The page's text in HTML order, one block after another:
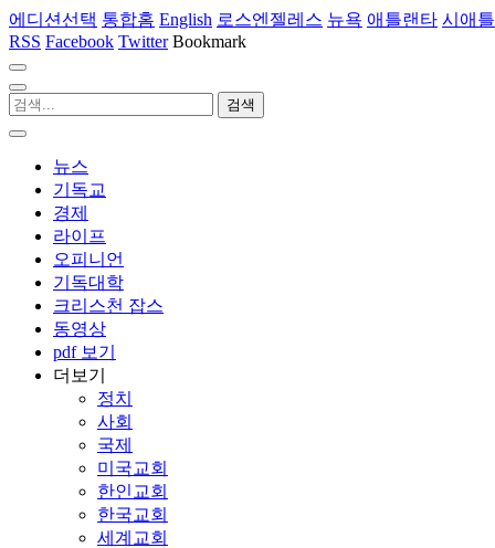
에디션선택 통합홈 English 로스엔젤레스 뉴욕 애틀랜타 시애틀
RSS Facebook Twitter Bookmark
뉴스
기독교
경제
라이프
오피니언
기독대학
크리스천 잡스
동영상
pdf 보기
더보기
정치
사회
국제
미국교회
한인교회
한국교회
세계교회